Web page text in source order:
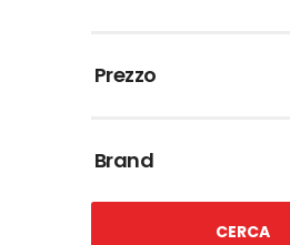
Prezzo
Brand
CERCA